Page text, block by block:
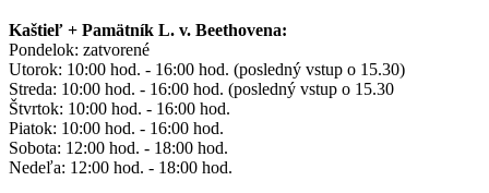
Kaštieľ + Pamätník L. v. Beethovena:
Pondelok: zatvorené
Utorok: 10:00 hod. - 16:00 hod. (posledný vstup o 15.30)
Streda: 10:00 hod. - 16:00 hod. (posledný vstup o 15.30
Štvrtok: 10:00 hod. - 16:00 hod.
Piatok: 10:00 hod. - 16:00 hod.
Sobota: 12:00 hod. - 18:00 hod.
Nedeľa: 12:00 hod. - 18:00 hod.